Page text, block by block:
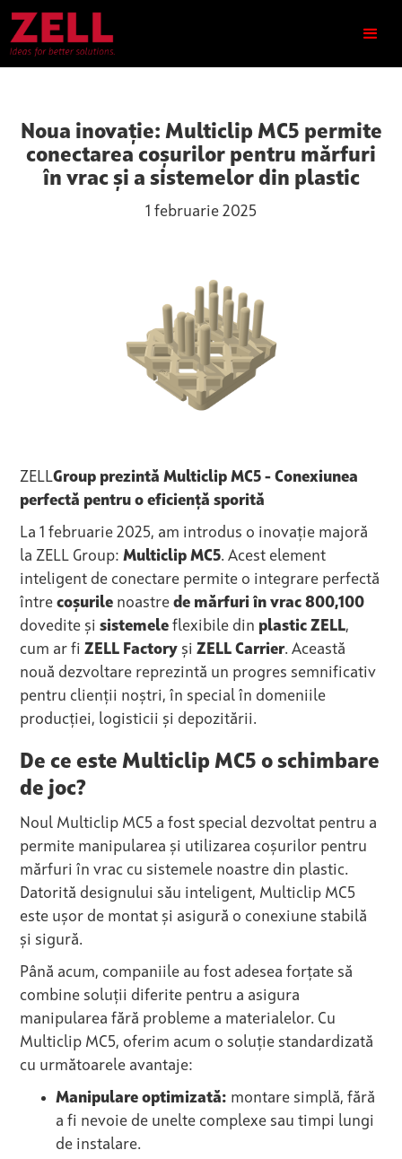
Noua inovație: Multiclip MC5 permite
conectarea coșurilor pentru mărfuri
în vrac și a sistemelor din plastic
1 februarie 2025
‍ZELLGroup prezintă Multiclip MC5 - Conexiunea
perfectă pentru o eficiență sporită
La 1 februarie 2025, am introdus o inovație majoră
la ZELL Group:Multiclip MC5. Acest element
inteligent de conectare permite o integrare perfectă
întrecoșurile noastrede mărfuri în vrac 800,100
dovedite șisistemele flexibile din plastic ZELL,
cum ar fiZELL Factory șiZELL Carrier. Această
nouă dezvoltare reprezintă un progres semnificativ
pentru clienții noștri, în special în domeniile
producției, logisticii și depozitării.
De ce este Multiclip MC5 o schimbare
de joc?
Noul Multiclip MC5 a fost special dezvoltat pentru a
permite manipularea și utilizarea coșurilor pentru
mărfuri în vrac cu sistemele noastre din plastic.
Datorită designului său inteligent, Multiclip MC5
este ușor de montat și asigură o conexiune stabilă
și sigură.
Până acum, companiile au fost adesea forțate să
combine soluții diferite pentru a asigura
manipularea fără probleme a materialelor. Cu
Multiclip MC5, oferim acum o soluție standardizată
cu următoarele avantaje:
Manipulare optimizată: montare simplă, fără
a fi nevoie de unelte complexe sau timpi lungi
de instalare.